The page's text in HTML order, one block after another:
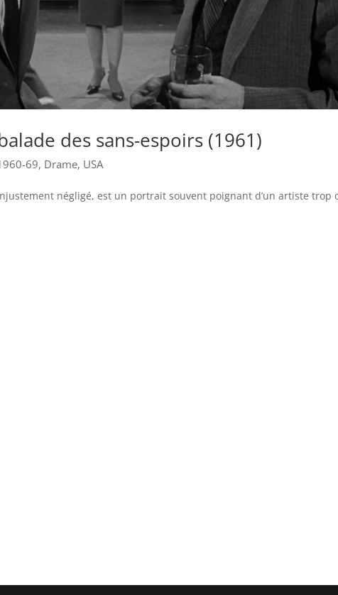
des sans-espoirs (1961)
69, Drame, USA
négligé, est un portrait souvent poignant d’un artiste trop